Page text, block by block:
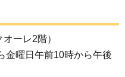
ーレ2階）
金曜日午前10時から午後